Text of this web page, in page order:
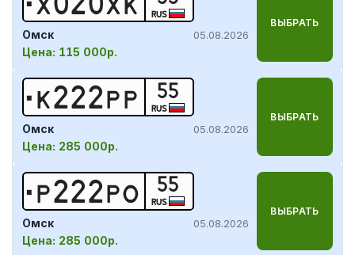
RUS
Омск 05.08.2026
Цена: 115 000р.
ВЫБРАТЬ
К222РР 55
RUS
Омск 05.08.2026
Цена: 285 000р.
ВЫБРАТЬ
Р222РО 55
RUS
Омск 05.08.2026
Цена: 285 000р.
ВЫБРАТЬ